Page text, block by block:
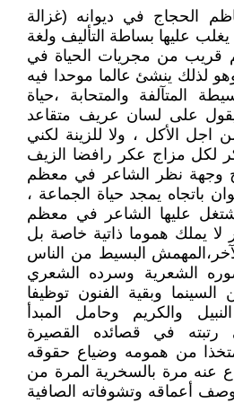
الحجاج في ديوانه (غزالة
عليها بساطة التأليف ولغة
قريب من مجريات الحياة في
لذلك ينشئ عالما موحدا فيه
المتآلفة والمتحابة ،حياة
يقول على لسان عريف متقاعد
الأكل ، ولا للزينة لكني
ص62)ويتنكر لكل مزاج عكر رافضا الزيف
وجهة نظر الشاعر في معظم
باتجاه يمجد حياة الجماعة ،
عليها الشاعر في معظم
يملك هموما ذاتية خاصة بل
البسيط من الناس
الشعرية وسرده الشعري
السينما وبقية الفنون توظيفا
والكريم وحامل المبدأ
رتبته في قصائده القصيرة
متخذا من همومه وضياع حقوقه
عنه مرة بالسخرية المرة من
أعماقه وتشوفاته الصافية